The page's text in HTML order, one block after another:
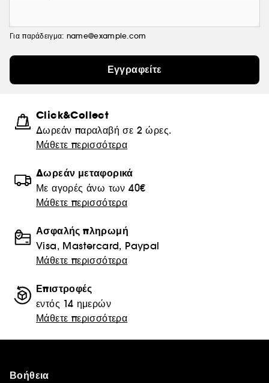
Για παράδειγμα: name@example.com
Εγγραφείτε
Click&Collect
Δωρεάν παραλαβή σε 2 ώρες.
Μάθετε περισσότερα
Δωρεάν μεταφορικά
Με αγορές άνω των 40€
Μάθετε περισσότερα
Ασφαλής πληρωμή
Visa, Mastercard, Paypal
Μάθετε περισσότερα
Επιστροφές
εντός 14 ημερών
Μάθετε περισσότερα
Βοήθεια